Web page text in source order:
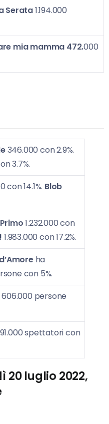
Serata1.194.000
mia mamma 472.000
346.000 con 2.9%.
3.7%.
con 14.1%. Blob
1.232.000 con
1.983.000 con 17.2%.
ha
con 5%.
606.000 persone
spettatori con
20 luglio 2022,